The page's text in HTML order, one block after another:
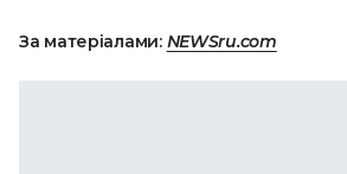
За матеріалами: NEWSru.com